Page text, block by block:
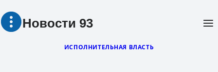
Перейти
Новости 93
ИСПОЛНИТЕЛЬНАЯ ВЛАСТЬ